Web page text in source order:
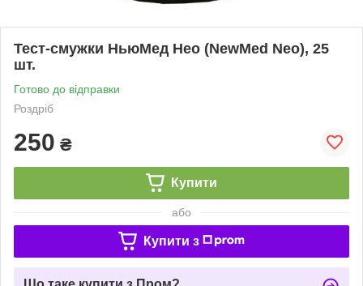
Тест-смужки НьюМед Нео (NewMed Neo), 25
шт.
Готово до відправки
Роздріб
250 ₴
Купити
або
Купити з